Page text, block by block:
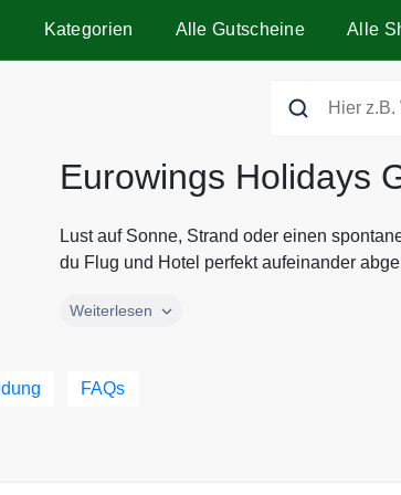
Kategorien Alle Gutscheine Alle
Eurowings Holidays
Lust auf Sonne, Strand oder einen
du Flug und Hotel perfekt aufeinander
Lust auf Sonne, Strand oder einen
Metropolen Europas – hier erwartet dich
Weiterlesen
FAQs